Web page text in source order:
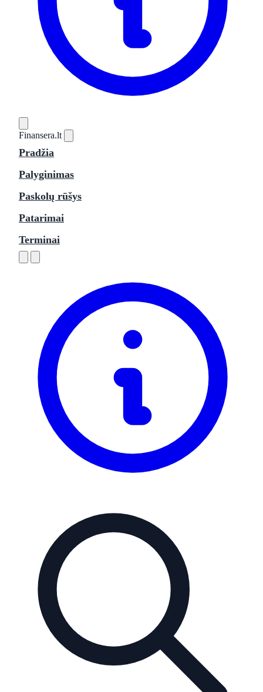
Finansera.lt
Pradžia
Palyginimas
Paskolų rūšys
Patarimai
Terminai